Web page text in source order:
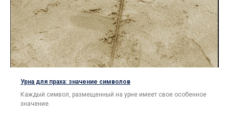
Урна для праха: значение символов
Каждый символ, размещенный на урне имеет свое особенное
значение.